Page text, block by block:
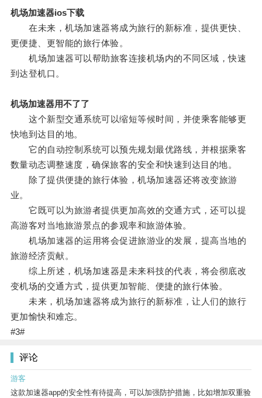
机场加速器ios下载
在未来，机场加速器将成为旅行的新标准，提供更快、
更便捷、更智能的旅行体验。
机场加速器可以帮助旅客连接机场内的不同区域，快速
到达登机口。
机场加速器用不了了
这个新型交通系统可以缩短等候时间，并使乘客能够更
快地到达目的地。
它的自动控制系统可以预先规划最优路线，并根据乘客
数量动态调整速度，确保旅客的安全和快速到达目的地。
除了提供便捷的旅行体验，机场加速器还将改变旅游
业。
它既可以为旅游者提供更加高效的交通方式，还可以提
高游客对当地旅游景点的参观率和旅游体验。
机场加速器的运用将会促进旅游业的发展，提高当地的
旅游经济贡献。
综上所述，机场加速器是未来科技的代表，将会彻底改
变机场的交通方式，提供更加智能、便捷的旅行体验。
未来，机场加速器将成为旅行的新标准，让人们的旅行
更加愉快和难忘。
#3#
评论
游客
这款加速器app的安全性有待提高，可以加强防护措施，比如增加双重验